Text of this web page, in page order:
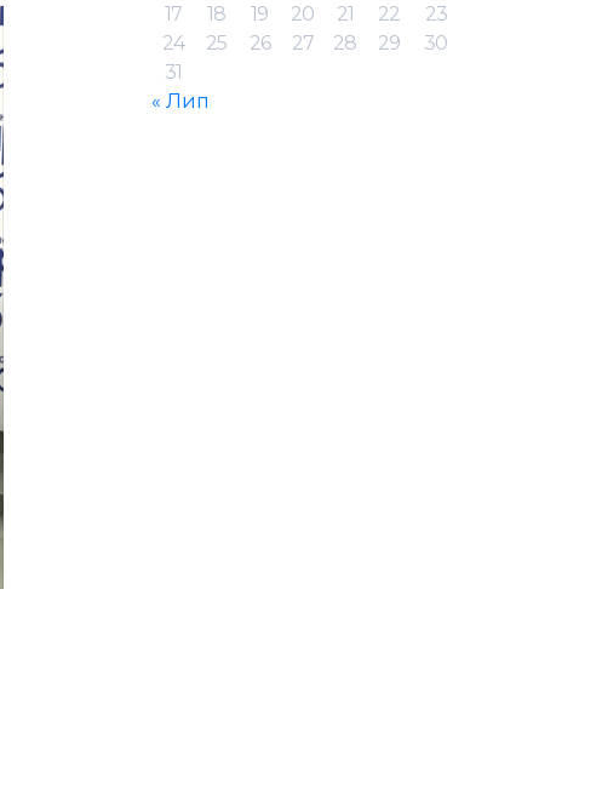
17
18 19 20 21 22
23
24
25 26 27 28 29
30
31
« Лип